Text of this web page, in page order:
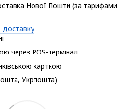
Нової Пошти (за тарифами
доставку
через POS-термінал
карткою
Укрпошта)